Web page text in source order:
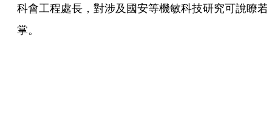
科會工程處長，對涉及國安等機敏科技研究可說瞭若
掌。